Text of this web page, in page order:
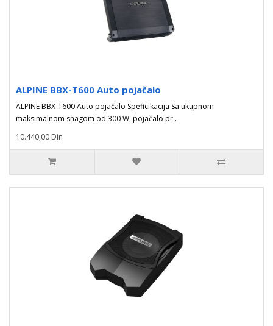
ALPINE BBX-T600 Auto pojačalo
ALPINE BBX-T600 Auto pojačalo Speficikacija Sa ukupnom
maksimalnom snagom od 300 W, pojačalo pr..
10.440,00 Din